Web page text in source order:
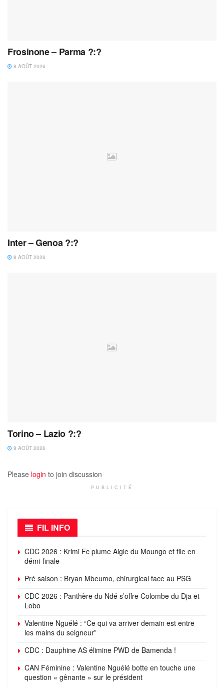
Frosinone – Parma ?:?
8 AOÛT 2026
Inter – Genoa ?:?
8 AOÛT 2026
Torino – Lazio ?:?
8 AOÛT 2026
Please login to join discussion
PUBLICITÉ
FIL INFO
CDC 2026 : Krimi Fc plume Aigle du Moungo et file en
démi-finale
Pré saison : Bryan Mbeumo, chirurgical face au PSG
CDC 2026 : Panthère du Ndé s’offre Colombe du Dja et
Lobo
Valentine Nguélé : “Ce qui va arriver demain est entre
les mains du seigneur”
CDC : Dauphine AS élimine PWD de Bamenda !
CAN Féminine : Valentine Nguélé botte en touche une
question « gênante » sur le président